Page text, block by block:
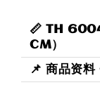
📏 TH
CM）
📌 商品资料